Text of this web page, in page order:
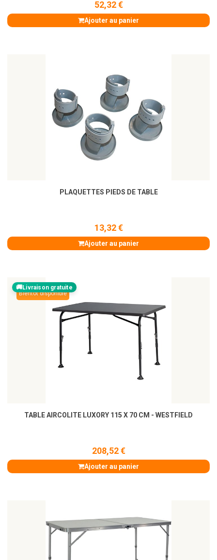
52,32 €
Ajouter au panier
PLAQUETTES PIEDS DE TABLE
13,32 €
Ajouter au panier
TABLE AIRCOLITE LUXORY 115 X 70 CM - WESTFIELD
Livraison gratuite
208,52 €
Ajouter au panier
Bientôt disponible